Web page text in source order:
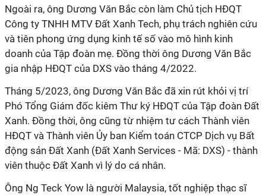
Ngoài ra, ông Dương Văn Bắc còn làm Chủ tịch HĐQT
Công ty TNHH MTV Đất Xanh Tech, phụ trách nghiên cứu
và tiên phong ứng dụng kinh tế số vào mô hình kinh
doanh của Tập đoàn mẹ. Đồng thời ông Dương Văn Bắc
gia nhập HĐQT của DXS vào tháng 4/2022.
Tháng 5/2023, ông Dương Văn Bắc đã xin rút khỏi vị trí
Phó Tổng Giám đốc kiêm Thư ký HĐQT của Tập đoàn Đất
Xanh. Đồng thời, ông cũng từ nhiệm tư cách Thành viên
HĐQT và Thành viên Ủy ban Kiểm toán CTCP Dịch vụ Bất
động sản Đất Xanh (Đất Xanh Services - Mã: DXS) - thành
viên thuộc Đất Xanh vì lý do cá nhân.
Ông Ng Teck Yow là người Malaysia, tốt nghiệp thạc sĩ